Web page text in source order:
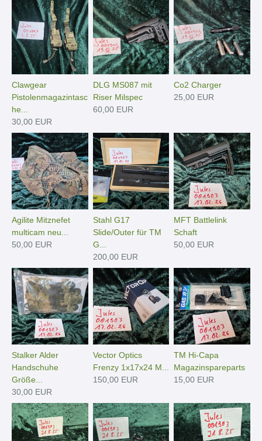
Clawgear
Pistolenmagazintasc
he...
30,00 EUR
DLG MS087 mit
Riser Milspec
60,00 EUR
Co2 Charger
25,00 EUR
Agilite Mitznefet
multicam neu...
50,00 EUR
Stahl G17
Slide/Outer für TM
G...
200,00 EUR
MFT Battlelink
Schaft
50,00 EUR
Stalker Alder
Handschuhe
Größe...
30,00 EUR
Vector Optics
Frenzy 1x17x24 M...
150,00 EUR
TM Hi-Capa
Magazinspareparts
15,00 EUR